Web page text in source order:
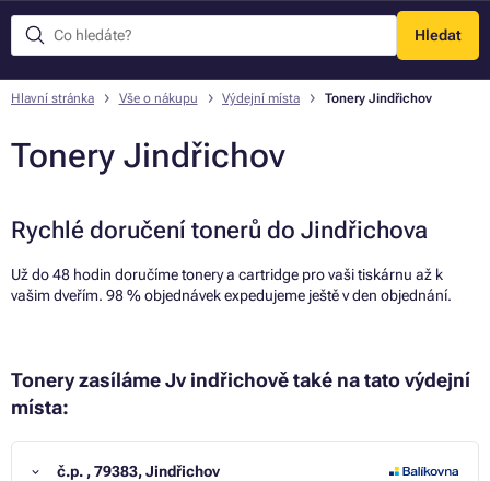
Hledat
Menu
Hlavní stránka Vše o nákupu Výdejní místa Tonery Jindřichov
Tonery Jindřichov
Rychlé doručení tonerů do Jindřichova
Už do 48 hodin doručíme tonery a cartridge pro vaši tiskárnu až k
vašim dveřím. 98 % objednávek expedujeme ještě v den objednání.
Tonery zasíláme Jv indřichově také na tato výdejní
místa:
č.p. , 79383, Jindřichov